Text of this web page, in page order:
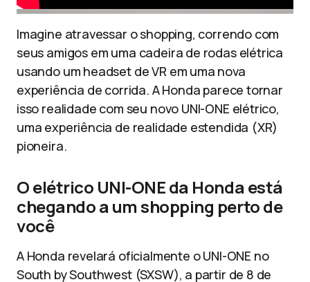
Imagine atravessar o shopping, correndo com
seus amigos em uma cadeira de rodas elétrica
usando um headset de VR em uma nova
experiência de corrida. A Honda parece tornar
isso realidade com seu novo UNI-ONE elétrico,
uma experiência de realidade estendida (XR)
pioneira.
O elétrico UNI-ONE da Honda está
chegando a um shopping perto de
você
A Honda revelará oficialmente o UNI-ONE no
South by Southwest (SXSW), a partir de 8 de